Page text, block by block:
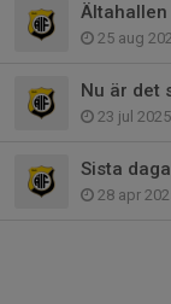
25 aug
23 jul 2025
Sista
28 apr